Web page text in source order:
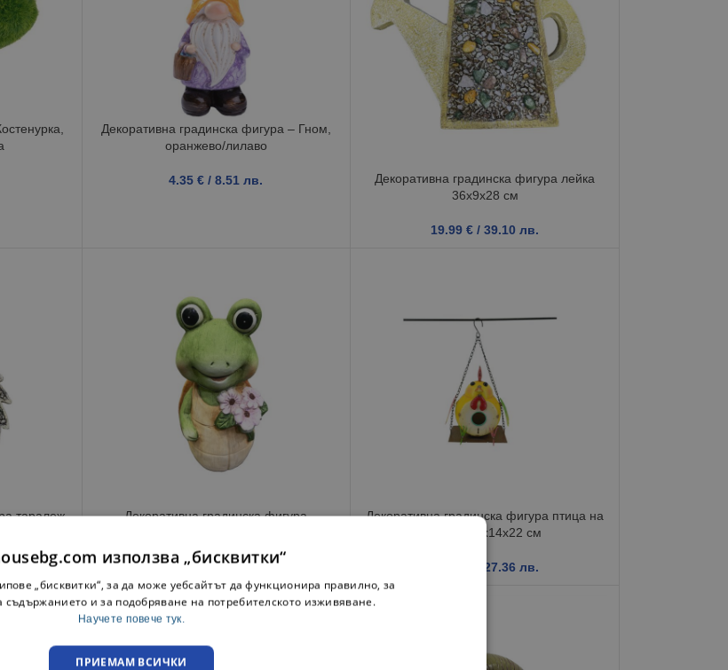
Декоративна градинска фигура – Гном,
оранжево/лилаво
4.35€ / 8.51 лв.
Декоративна градинска фигура лейка
36x9x28 см
19.99€ / 39.10 лв.
таралеж
Декоративна градинска фигура
5.85€ / 11.44 лв.
Декоративна градинска фигура птица на
люлка 18x14x22 см
/ 27.36 лв.
използва „бисквитки“
„бисквитки“, за да може уебсайтът да функционира правилно, за
съдържанието и за подобряване на потребителското изживяване.
Научете повече тук.
ПРИЕМАМ ВСИЧКИ